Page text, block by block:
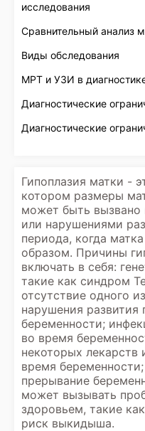
исследования
Сравнительный анализ
Виды обследования
МРТ и УЗИ в
Диагностические
Диагностические
Гипоплазия матки -
котором размеры
может быть вызвано
или нарушениями
периода, когда
образом. Причины
включать в себя:
такие как синдром
отсутствие одного
нарушения развития
беременности;
во время
некоторых
время
прерывание
может вызывать
здоровьем, такие
риск выкидыша.